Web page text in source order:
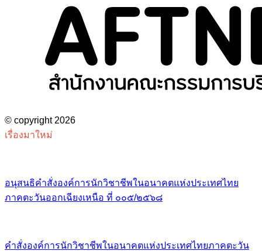
© copyright 2026
เรื่องมาใหม่
อนุสนธิคำสั่งองค์การนักวิชาชีพในอนาคตแห่งประเทศไทย
ภาคตะวันออกเฉียงเหนือ ที่ ๐๐๕/๒๕๖๘
คำสั่งองค์การนักวิชาชีพในอนาคตแห่งประเทศไทยภาคตะวัน